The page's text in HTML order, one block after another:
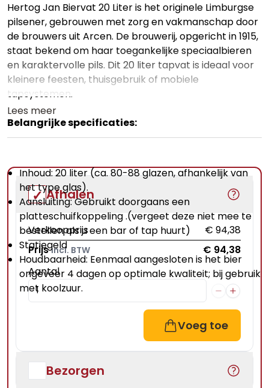
Hertog Jan Biervat 20 Liter is het originele Limburgse
pilsener, gebrouwen met zorg en vakmanschap door
de brouwers uit Arcen. De brouwerij, opgericht in 1915,
staat bekend om haar toegankelijke speciaalbieren
en karaktervolle pils. Dit 20 liter tapvat is ideaal voor
kleinere feesten, thuisgebruik of mobiele
tapsystemen.
Belangrijke specificaties:
Inhoud: 20 liter (ca. 80-88 glazen, afhankelijk van
het type glas).
Aansluiting: Gebruikt doorgaans een
platteschuifkoppeling.(vergeet deze niet mee te
bestellen als u een bar of tap huurt)
Statiegeld
Houdbaarheid: Eenmaal aangesloten is het bier
ongeveer 4 dagen op optimale kwaliteit; bij gebruik
met koolzuur.
Lees meer
Afhalen
Verkoopprijs
€ 94,38
Prijsincl. BTW
€ 94,38
Aantal
Voeg toe
Bezorgen